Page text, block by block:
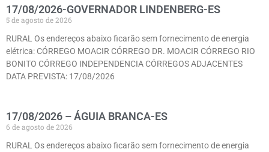
17/08/2026-GOVERNADOR LINDENBERG-ES
5 de agosto de 2026
RURAL Os endereços abaixo ficarão sem fornecimento de energia
elétrica: CÓRREGO MOACIR CÓRREGO DR. MOACIR CÓRREGO RIO
BONITO CÓRREGO INDEPENDENCIA CÓRREGOS ADJACENTES
DATA PREVISTA: 17/08/2026
17/08/2026 – ÁGUIA BRANCA-ES
6 de agosto de 2026
RURAL Os endereços abaixo ficarão sem fornecimento de energia